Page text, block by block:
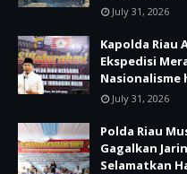
July 31, 2026
Kapolda Riau
Ekspedisi
Nasionalisme
July 31, 2026
Polda Riau
Gagalkan
Selamatkan